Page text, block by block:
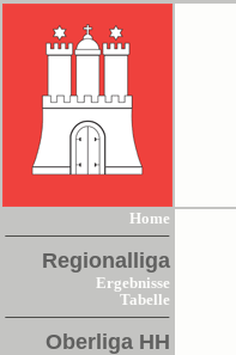
Home
Regionalliga
Ergebnisse
Tabelle
Oberliga HH